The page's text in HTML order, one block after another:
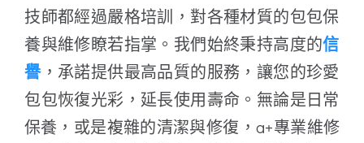
技師都經過嚴格培訓，對各種材質的包包保
養與維修瞭若指掌。我們始終秉持高度的信
譽，承諾提供最高品質的服務，讓您的珍愛
包包恢復光彩，延長使用壽命。無論是日常
保養，或是複雜的清潔與修復，a+專業維修